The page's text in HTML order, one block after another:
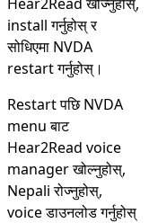
install गर्नुहोस् र
सोधिएमा NVDA
restart गर्नुहोस्।
Restart पछि NVDA
menu बाट
Hear2Read voice
manager खोल्नुहोस्,
Nepali रोज्नुहोस्,
voice डाउनलोड गर्नुहोस्